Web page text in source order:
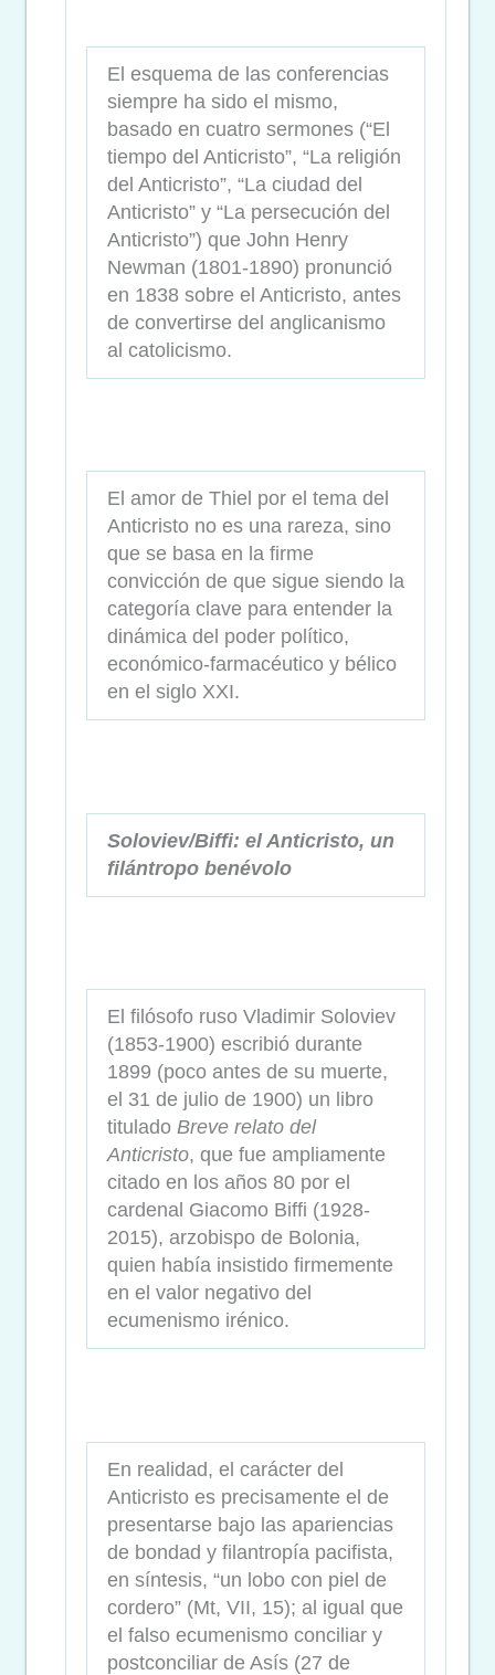
El esquema de las conferencias
siempre ha sido el mismo,
basado en cuatro sermones (“El
tiempo del Anticristo”, “La religión
del Anticristo”, “La ciudad del
Anticristo” y “La persecución del
Anticristo”) que John Henry
Newman (1801-1890) pronunció
en 1838 sobre el Anticristo, antes
de convertirse del anglicanismo
al catolicismo.
El amor de Thiel por el tema del
Anticristo no es una rareza, sino
que se basa en la firme
convicción de que sigue siendo la
categoría clave para entender la
dinámica del poder político,
económico-farmacéutico y bélico
en el siglo XXI.
Soloviev/Biffi: el Anticristo, un
filántropo benévolo
El filósofo ruso Vladimir Soloviev
(1853-1900) escribió durante
1899 (poco antes de su muerte,
el 31 de julio de 1900) un libro
titulado Breve relato del
Anticristo, que fue ampliamente
citado en los años 80 por el
cardenal Giacomo Biffi (1928-
2015), arzobispo de Bolonia,
quien había insistido firmemente
en el valor negativo del
ecumenismo irénico.
En realidad, el carácter del
Anticristo es precisamente el de
presentarse bajo las apariencias
de bondad y filantropía pacifista,
en síntesis, “un lobo con piel de
cordero” (Mt, VII, 15); al igual que
el falso ecumenismo conciliar y
postconciliar de Asís (27 de